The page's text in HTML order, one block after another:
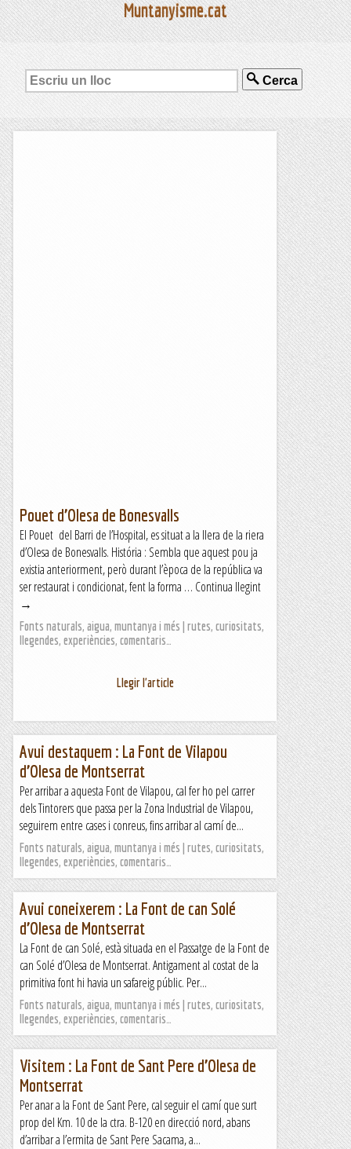
Muntanyisme.cat
Cerca
Pouet d’Olesa de Bonesvalls
El Pouet del Barri de l’Hospital, es situat a la llera de la riera
d’Olesa de Bonesvalls. História : Sembla que aquest pou ja
existia anteriorment, però durant l’època de la república va
ser restaurat i condicionat, fent la forma … Continua llegint
→
Fonts naturals, aigua, muntanya i més | rutes, curiositats,
llegendes, experiències, comentaris…
Llegir l'article
Avui destaquem : La Font de Vilapou
d’Olesa de Montserrat
Per arribar a aquesta Font de Vilapou, cal fer ho pel carrer
dels Tintorers que passa per la Zona Industrial de Vilapou,
seguirem entre cases i conreus, fins arribar al camí de...
Fonts naturals, aigua, muntanya i més | rutes, curiositats,
llegendes, experiències, comentaris…
Avui coneixerem : La Font de can Solé
d’Olesa de Montserrat
La Font de can Solé, està situada en el Passatge de la Font de
can Solé d’Olesa de Montserrat. Antigament al costat de la
primitiva font hi havia un safareig públic. Per...
Fonts naturals, aigua, muntanya i més | rutes, curiositats,
llegendes, experiències, comentaris…
Visitem : La Font de Sant Pere d’Olesa de
Montserrat
Per anar a la Font de Sant Pere, cal seguir el camí que surt
prop del Km. 10 de la ctra. B-120 en direcció nord, abans
d’arribar a l’ermita de Sant Pere Sacama, a...